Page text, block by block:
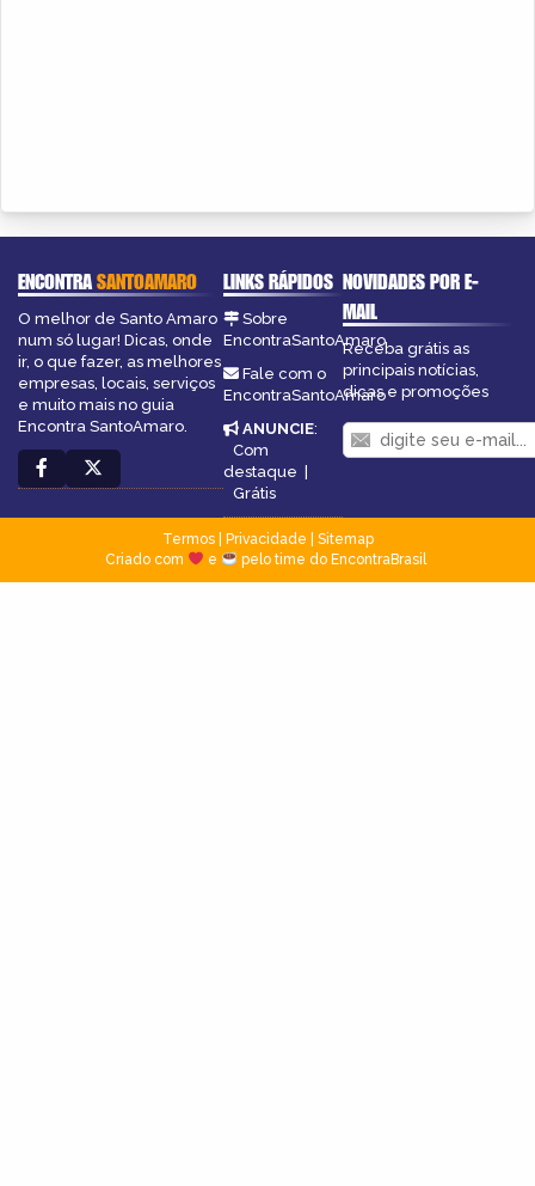
ENCONTRASANTOAMARO
O melhor de Santo Amaro
num só lugar! Dicas, onde
ir, o que fazer, as melhores
empresas, locais, serviços
e muito mais no guia
Encontra SantoAmaro.
LINKS RÁPIDOS
Sobre
EncontraSantoAmaro
Fale com o
EncontraSantoAmaro
ANUNCIE:
Com
destaque |
Grátis
NOVIDADES POR E-
MAIL
Receba grátis as
principais notícias,
dicas e promoções
Termos| Privacidade
Sitemap
Criado com
e pelo time do EncontraBrasil